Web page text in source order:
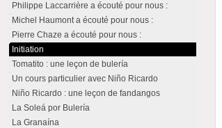
Philippe Laccarrière a écouté pour nous :
Michel Haumont a écouté pour nous :
Pierre Chaze a écouté pour nous :
Initiation
Tomatito : une leçon de bulería
Un cours particulier avec Niño Ricardo
Niño Ricardo : une leçon de fandangos
La Soleá por Bulería
La Granaína